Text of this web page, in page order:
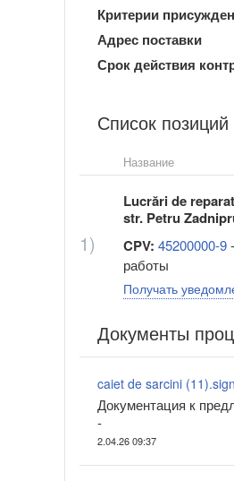
Критерии
Адрес поставки
Срок действия
Список позиций
Название
1)
Lucrări de
str. Petru
CPV: 45200000-9
работы
Получать
Документы
caiet de sarcini
Документация к
-
2.04.26 09:37